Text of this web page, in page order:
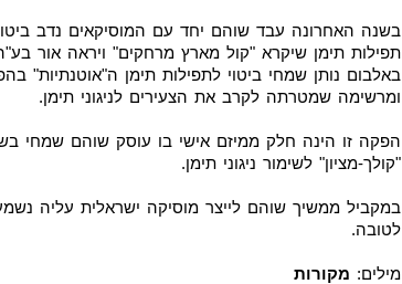
בשנה האחרונה עבד שוהם יחד עם המוסיקאים נדב
תפילות תימן שיקרא "קול מארץ מרחקים" ויראה אור
באלבום נותן שמחי ביטוי לתפילות תימן ה"אוטנתיות"
ומרשימה שמטרתה לקרב את הצעירים לניגוני תימן.
הפקה זו הינה חלק ממיזם אישי בו עוסק שוהם שמחי
"קולך-מציון" לשימור ניגוני תימן.
במקביל ממשיך שוהם לייצר מוסיקה ישראלית עליה
לטובה.
מילים: מקורות